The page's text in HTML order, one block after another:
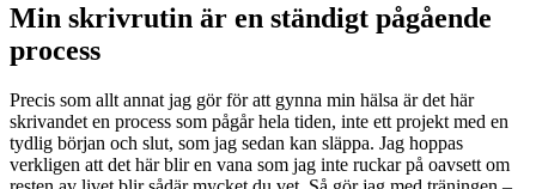
Min skrivrutin är en ständigt pågående
process
Precis som allt annat jag gör för att gynna min hälsa är det här
skrivandet en process som pågår hela tiden, inte ett projekt med en
tydlig början och slut, som jag sedan kan släppa. Jag hoppas
verkligen att det här blir en vana som jag inte ruckar på oavsett om